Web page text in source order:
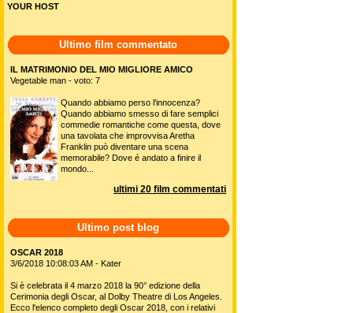
YOUR HOST
Ultimo film commentato
IL MATRIMONIO DEL MIO MIGLIORE AMICO
Vegetable man - voto: 7
Quando abbiamo perso l'innocenza?
Quando abbiamo smesso di fare semplici
commedie romantiche come questa, dove
una tavolata che improvvisa Aretha
Franklin può diventare una scena
memorabile? Dove é andato a finire il
mondo...
ultimi 20 film commentati
Ultimo post blog
OSCAR 2018
3/6/2018 10:08:03 AM - Kater
Si è celebrata il 4 marzo 2018 la 90° edizione della
Cerimonia degli Oscar, al Dolby Theatre di Los Angeles.
Ecco l'elenco completo degli Oscar 2018, con i relativi